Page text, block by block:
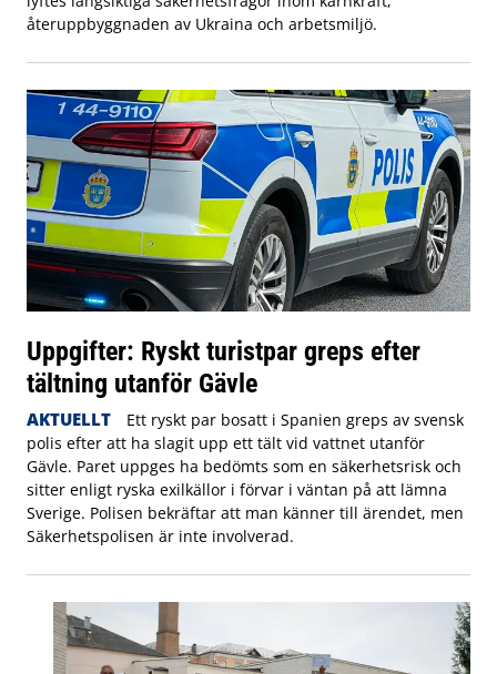
återuppbyggnaden av Ukraina och arbetsmiljö.
Uppgifter: Ryskt turistpar greps efter
tältning utanför Gävle
AKTUELLT
Ett ryskt par bosatt i Spanien greps av svensk
polis efter att ha slagit upp ett tält vid vattnet utanför
Gävle. Paret uppges ha bedömts som en säkerhetsrisk och
sitter enligt ryska exilkällor i förvar i väntan på att lämna
Sverige. Polisen bekräftar att man känner till ärendet, men
Säkerhetspolisen är inte involverad.